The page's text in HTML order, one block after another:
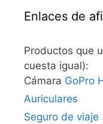
Enlaces de
Productos que
cuesta igual):
Cámara GoPro
Auriculares
Seguro de viaje